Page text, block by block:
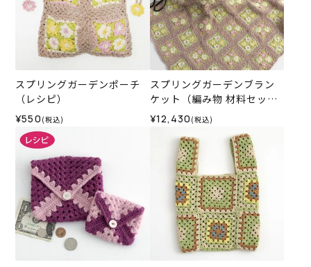
スプリングガーデンポーチ
（レシピ）
¥550 (税込)
スプリングガーデンブラン
ケット（編み物 材料セッ
ト）
¥12,430 (税込)